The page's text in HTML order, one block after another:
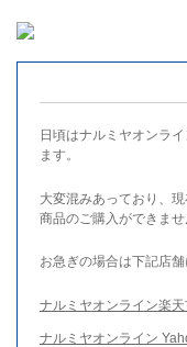
日頃はナルミヤオンラ
ます。
大変混みあっており、
商品のご購入ができませ
お急ぎの場合は下記店
ナルミヤオンライン楽
ナルミヤオンライン